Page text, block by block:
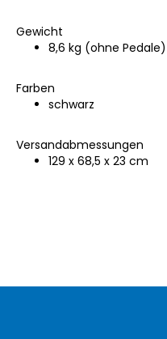
Gewicht
8,6 kg (ohne Pedale)
Farben
schwarz
Versandabmessungen
129 x 68,5 x 23 cm